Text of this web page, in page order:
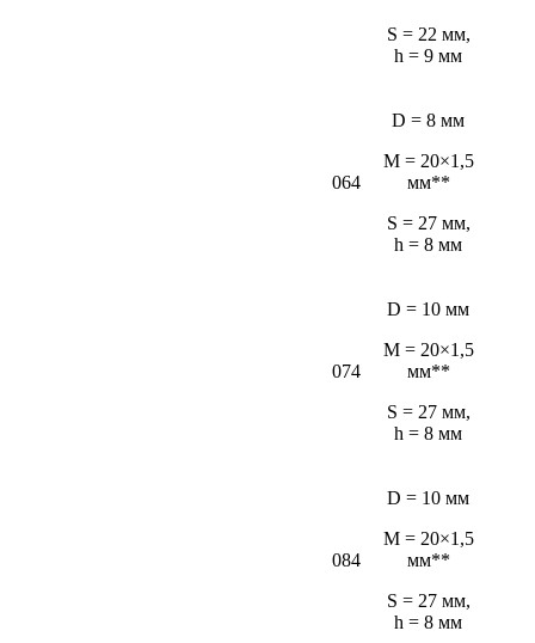
S = 22 мм,
h = 9 мм
064
D = 8 мм
M = 20×1,5
мм**
S = 27 мм,
h = 8 мм
074
D = 10 мм
M = 20×1,5
мм**
S = 27 мм,
h = 8 мм
084
D = 10 мм
M = 20×1,5
мм**
S = 27 мм,
h = 8 мм